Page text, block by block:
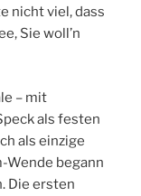
nicht viel, dass
Sie woll’n
– mit
als festen
als einzige
Wende begann
Die ersten